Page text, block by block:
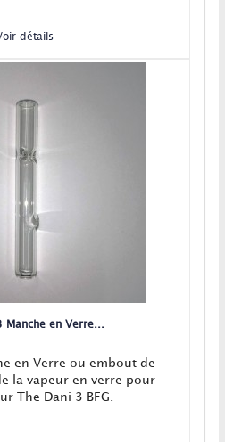
détails
Manche en Verre...
en Verre ou embout de
la vapeur en verre pour
The Dani 3 BFG.